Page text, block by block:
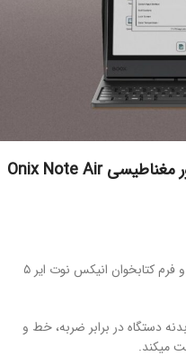
ویژگی‌های کلیدی و مزایا کیبورد کاور مغناطیسی Onix Note Air
این کاور به طور کامل و بی نقص برای اندازه و فرم کتابخوان انیکس نوت ایر ۵
دستگاه در برابر ضربه، خط و
میکند.